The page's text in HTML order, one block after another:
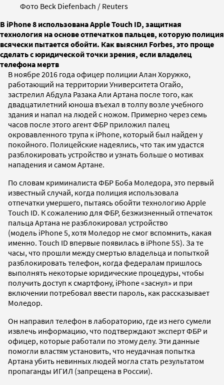
Фото Beck Diefenbach / Reuters
В iPhone 8 использована Apple Touch ID, защитная
технология на основе отпечатков пальцев, которую полиция
всячески пытается обойти. Как выяснил Forbes, это проще
сделать с юридической точки зрения, если владелец
телефона мертв
В ноябре 2016 года офицер полиции Алан Хоружко,
работающий на территории Университета Огайо,
застрелил Абдула Разака Али Артана после того, как
двадцатилетний юноша въехал в толпу возле учебного
здания и напал на людей с ножом. Примерно через семь
часов после этого агент ФБР приложил палец
окровавленного трупа к iPhone, который был найден у
покойного. Полицейские надеялись, что так им удастся
разблокировать устройство и узнать больше о мотивах
нападения и самом Артане.
По словам криминалиста ФБР Боба Моледора, это первый
известный случай, когда полиция использовала
отпечатки умершего, пытаясь обойти технологию Apple
Touch ID. К сожалению для ФБР, безжизненный отпечаток
пальца Артана не разблокировал устройство
(модель iPhone 5, хотя Моледор не смог вспомнить, какая
именно. Touch ID впервые появилась в iPhone 5S). За те
часы, что прошли между смертью владельца и попыткой
разблокировать телефон, когда федералам пришлось
выполнять некоторые юридические процедуры, чтобы
получить доступ к смартфону, iPhone «заснул» и при
включении потребовал ввести пароль, как рассказывает
Моледор.
Он направил телефон в лабораторию, где из него сумели
извлечь информацию, что подтверждают эксперт ФБР и
офицер, которые работали по этому делу. Эти данные
помогли властям установить, что неудачная попытка
Артана убить невинных людей могла стать результатом
пропаганды ИГИЛ (запрещена в России).